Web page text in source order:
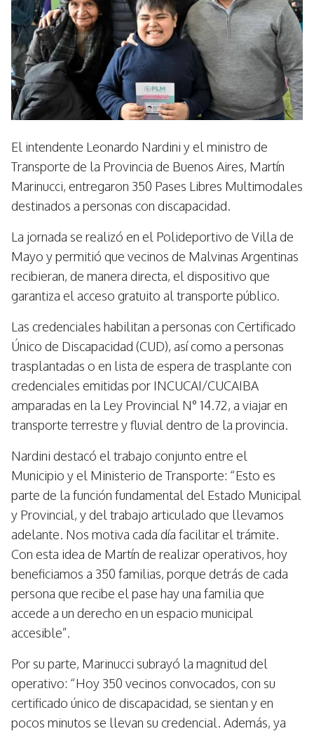
El intendente Leonardo Nardini y el ministro de
Transporte de la Provincia de Buenos Aires, Martín
Marinucci, entregaron 350 Pases Libres Multimodales
destinados a personas con discapacidad.
La jornada se realizó en el Polideportivo de Villa de
Mayo y permitió que vecinos de Malvinas Argentinas
recibieran, de manera directa, el dispositivo que
garantiza el acceso gratuito al transporte público.
Las credenciales habilitan a personas con Certificado
Único de Discapacidad (CUD), así como a personas
trasplantadas o en lista de espera de trasplante con
credenciales emitidas por INCUCAI/CUCAIBA
amparadas en la Ley Provincial N° 14.72, a viajar en
transporte terrestre y fluvial dentro de la provincia.
Nardini destacó el trabajo conjunto entre el
Municipio y el Ministerio de Transporte: “Esto es
parte de la función fundamental del Estado Municipal
y Provincial, y del trabajo articulado que llevamos
adelante. Nos motiva cada día facilitar el trámite.
Con esta idea de Martín de realizar operativos, hoy
beneficiamos a 350 familias, porque detrás de cada
persona que recibe el pase hay una familia que
accede a un derecho en un espacio municipal
accesible”.
Por su parte, Marinucci subrayó la magnitud del
operativo: “Hoy 350 vecinos convocados, con su
certificado único de discapacidad, se sientan y en
pocos minutos se llevan su credencial. Además, ya